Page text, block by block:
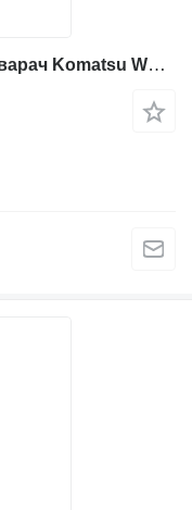
Блок за управление за багер товарач Komatsu WB93r-5